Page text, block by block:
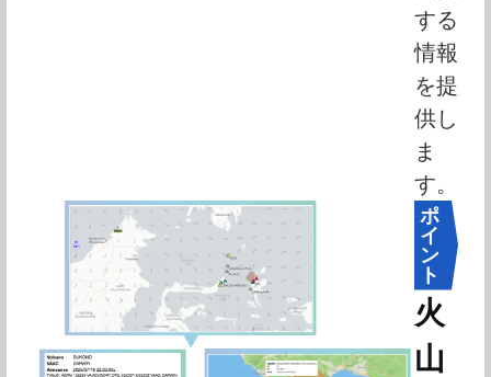
する
情報
を提
供し
ま
す。
ポ
イ
ン
ト
火
山